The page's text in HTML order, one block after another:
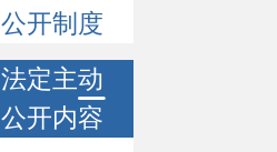
公开制度
法定主动
公开内容